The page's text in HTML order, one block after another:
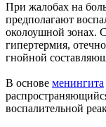
При жалобах на
предполагают
околоушной зонах.
гипертермия,
гнойной
В основе менингита
воспалительной